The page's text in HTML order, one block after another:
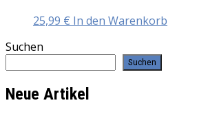
25,99 € In den Warenkorb
Suchen
Suchen
Neue Artikel